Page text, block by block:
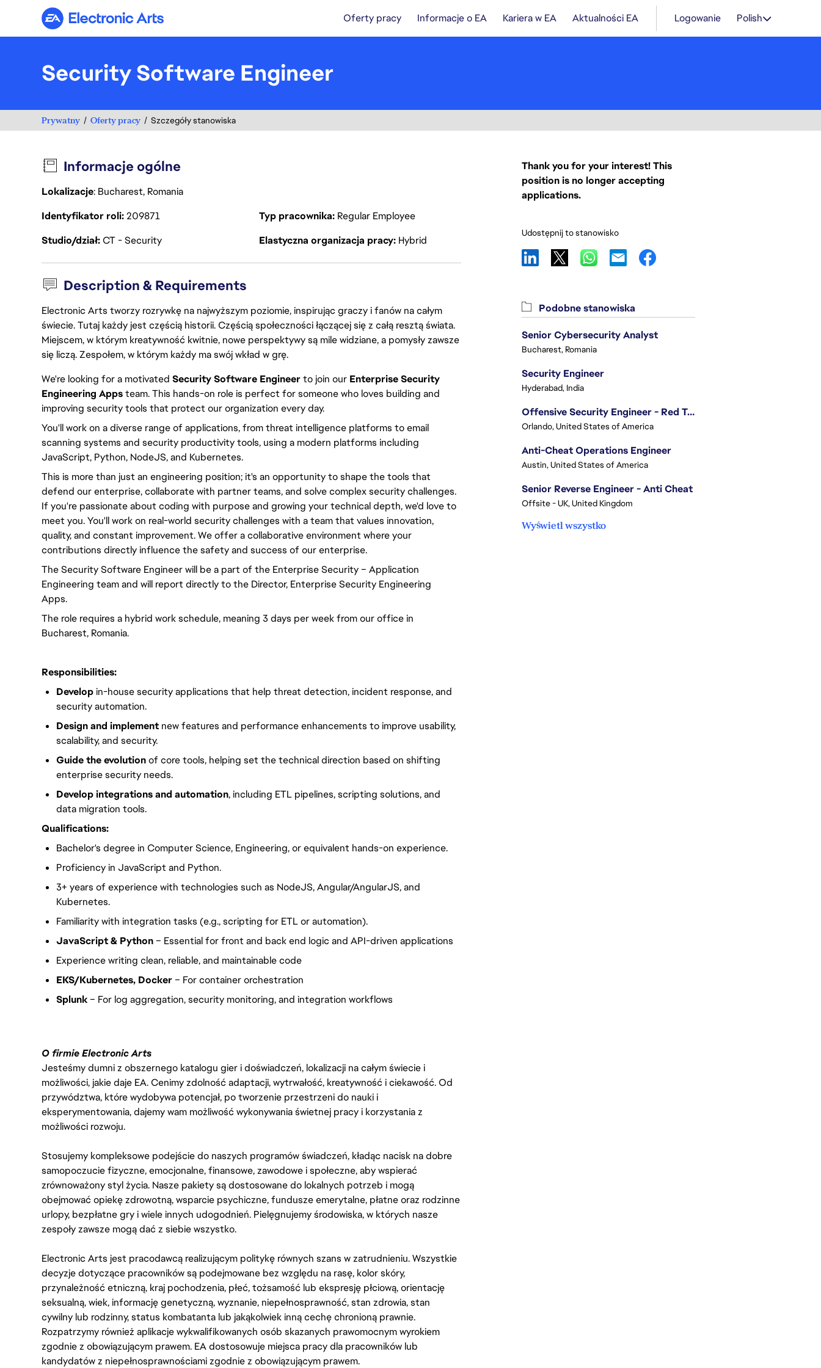
Electronic Arts Oferty pracy Informacje o EA Kariera w EA Aktualności EA Logowanie Polish
Security Software Engineer
Prywatny Oferty pracy Szczegóły stanowiska
Informacje ogólne
Lokalizacje: Bucharest, Romania
Identyfikator roli209871 Typ pracownika Regular Employee
Studio/działCT - Security Elastyczna organizacja pracy Hybrid
Description & Requirements
Electronic Arts tworzy rozrywkę na najwyższym poziomie, inspirując graczy i fanów na całym
świecie. Tutaj każdy jest częścią historii. Częścią społeczności łączącej się z całą resztą świata.
Miejscem, w którym kreatywność kwitnie, nowe perspektywy są mile widziane, a pomysły zawsze
się liczą. Zespołem, w którym każdy ma swój wkład w grę.
We're looking for a motivated Security Software Engineerto join our Enterprise Security
Engineering Appsteam. This hands-on role is perfect for someone who loves building and
improving security tools that protect our organization every day.
You'll work on a diverse range of applications, from threat intelligence platforms to email
scanning systems and security productivity tools, using a modern platforms including
JavaScript, Python, NodeJS, and Kubernetes.
This is more than just an engineering position; it's an opportunity to shape the tools that
defend our enterprise, collaborate with partner teams, and solve complex security challenges.
If you're passionate about coding with purpose and growing your technical depth, we'd love to
meet you. You'll work on real-world security challenges with a team that values innovation,
quality, and constant improvement. We offer a collaborative environment where your
contributions directly influence the safety and success of our enterprise.
The Security Software Engineer will be a part of the Enterprise Security – Application
Engineering team and will report directly to the Director, Enterprise Security Engineering
Apps.
The role requires a hybrid work schedule, meaning 3 days per week from our office in
Bucharest, Romania.
Responsibilities:
Developin-house security applications that help threat detection, incident response, and
security automation.
Design and implement new features and performance enhancements to improve usability,
scalability, and security.
Guide the evolutionof core tools, helping set the technical direction based on shifting
enterprise security needs.
Develop integrations and automation, including ETL pipelines, scripting solutions, and
data migration tools.
Qualifications:
Bachelor's degree in Computer Science, Engineering, or equivalent hands-on experience.
Proficiency in JavaScript and Python.
3+ years of experience with technologies such as NodeJS, Angular/AngularJS, and
Kubernetes.
Familiarity with integration tasks (e.g., scripting for ETL or automation).
JavaScript & Python– Essential for front and back end logic and API-driven applications
Experience writing clean, reliable, and maintainable code
EKS/Kubernetes, Docker– For container orchestration
Splunk– For log aggregation, security monitoring, and integration workflows
O firmie Electronic Arts
Jesteśmy dumni z obszernego katalogu gier i doświadczeń, lokalizacji na całym świecie i
możliwości, jakie daje EA. Cenimy zdolność adaptacji, wytrwałość, kreatywność i ciekawość. Od
przywództwa, które wydobywa potencjał, po tworzenie przestrzeni do nauki i
eksperymentowania, dajemy wam możliwość wykonywania świetnej pracy i korzystania z
możliwości rozwoju.
Stosujemy kompleksowe podejście do naszych programów świadczeń, kładąc nacisk na dobre
samopoczucie fizyczne, emocjonalne, finansowe, zawodowe i społeczne, aby wspierać
zrównoważony styl życia. Nasze pakiety są dostosowane do lokalnych potrzeb i mogą
obejmować opiekę zdrowotną, wsparcie psychiczne, fundusze emerytalne, płatne oraz rodzinne
urlopy, bezpłatne gry i wiele innych udogodnień. Pielęgnujemy środowiska, w których nasze
zespoły zawsze mogą dać z siebie wszystko.
Electronic Arts jest pracodawcą realizującym politykę równych szans w zatrudnieniu. Wszystkie
decyzje dotyczące pracowników są podejmowane bez względu na rasę, kolor skóry,
przynależność etniczną, kraj pochodzenia, płeć, tożsamość lub ekspresję płciową, orientację
seksualną, wiek, informację genetyczną, wyznanie, niepełnosprawność, stan zdrowia, stan
cywilny lub rodzinny, status kombatanta lub jakąkolwiek inną cechę chronioną prawnie.
Rozpatrzymy również aplikacje wykwalifikowanych osób skazanych prawomocnym wyrokiem
zgodnie z obowiązującym prawem. EA dostosowuje miejsca pracy dla pracowników lub
kandydatów z niepełnosprawnościami zgodnie z obowiązującym prawem.
Thank you for your interest! This
position is no longer accepting
applications.
Udostępnij to stanowisko
Podobne stanowiska
Senior Cybersecurity Analyst
Bucharest, Romania
Security Engineer
Hyderabad, India
Offensive Security Engineer - Red Team
Orlando, United States of America
Anti-Cheat Operations Engineer
Austin, United States of America
Senior Reverse Engineer - Anti Cheat
Offsite - UK, United Kingdom
Wyświetl wszystko